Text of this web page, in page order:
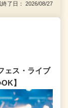
了日： 2026/08/27
ェス・ライブ
】